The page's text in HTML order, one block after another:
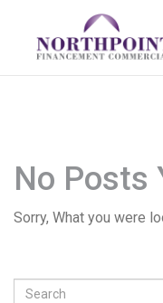
No Posts
Sorry, What you were